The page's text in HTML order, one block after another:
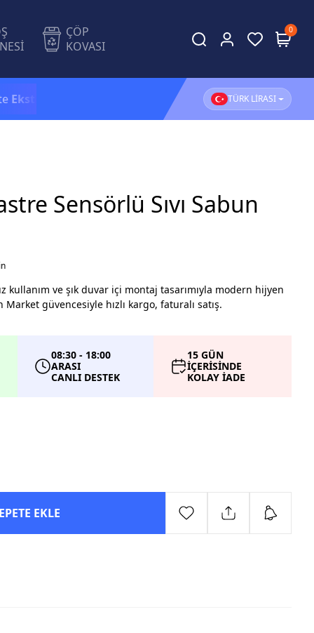
ÇÖP
KOVASI
0
%5 İndirim! 1.500 TL ve üzeri alışverişlerinizde
TÜRK LİRASI
Sensörlü Sıvı Sabun
kullanım ve şık duvar içi montaj tasarımıyla modern hijyen
güvencesiyle hızlı kargo, faturalı satış.
08:30 - 18:00
ARASI
CANLI DESTEK
15 GÜN
İÇERİSİNDE
KOLAY İADE
EKLE